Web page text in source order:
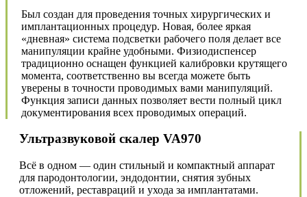
Был создан для проведения точных хирургических и
имплантационных процедур. Новая, более яркая
«дневная» система подсветки рабочего поля делает все
манипуляции крайне удобными. Физиодиспенсер
традиционно оснащен функцией калибровки крутящего
момента, соответственно вы всегда можете быть
уверены в точности проводимых вами манипуляций.
Функция записи данных позволяет вести полный цикл
документирования всех проводимых операций.
Ультразвуковой скалер VA970
Всё в одном — один стильный и компактный аппарат
для пародонтологии, эндодонтии, снятия зубных
отложений, реставраций и ухода за имплантатами.